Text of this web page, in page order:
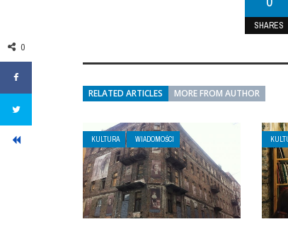
SHARES
RELATED ARTICLES MORE FROM AUTHOR
KULTURA WIADOMOŚCI
0